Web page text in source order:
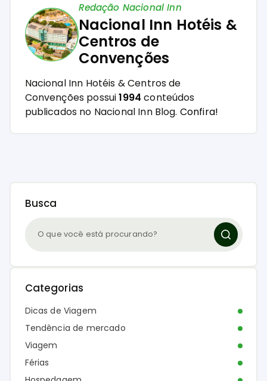
Redação Nacional Inn
Nacional Inn Hotéis &
Centros de
Convenções
Nacional Inn Hotéis & Centros de
Convenções possui1994 conteúdos
publicados no Nacional Inn Blog. Confira!
Busca
Categorias
Dicas de Viagem
Tendência de mercado
Viagem
Férias